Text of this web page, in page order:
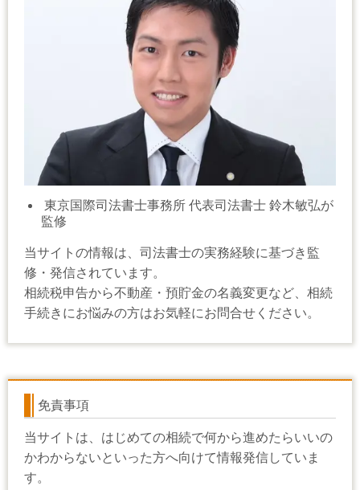
東京国際司法書士事務所 代表司法書士 鈴木敏弘が
監修
当サイトの情報は、司法書士の実務経験に基づき監
修・発信されています。
相続税申告から不動産・預貯金の名義変更など、相続
手続きにお悩みの方はお気軽にお問合せください。
免責事項
当サイトは、はじめての相続で何から進めたらいいの
かわからないといった方へ向けて情報発信していま
す。